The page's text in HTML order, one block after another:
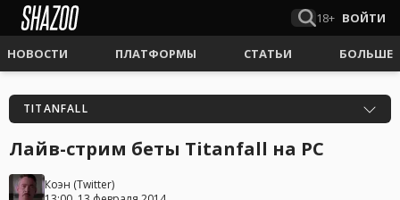
18+ ВОЙТИ
НОВОСТИ ПЛАТФОРМЫ СТАТЬИ БОЛЬШЕ
TITANFALL
Лайв-стрим беты Titanfall на PC
Коэн (Twitter)